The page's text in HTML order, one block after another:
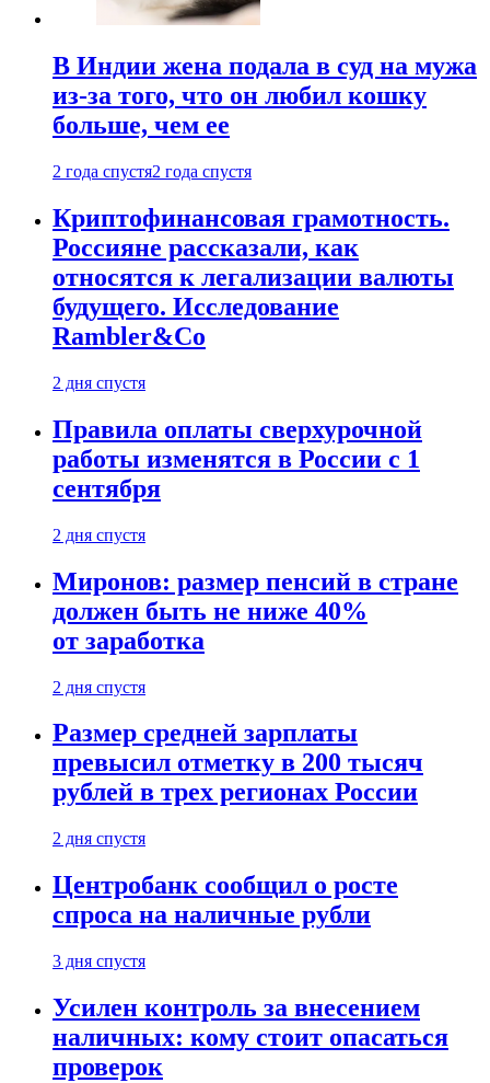
В Индии жена подала в суд на мужа
из-за того, что он любил кошку
больше, чем ее
2 года спустя2 года спустя
Криптофинансовая грамотность.
Россияне рассказали, как
относятся к легализации валюты
будущего. Исследование
Rambler&Co
2 дня спустя
Правила оплаты сверхурочной
работы изменятся в России с 1
сентября
2 дня спустя
Миронов: размер пенсий в стране
должен быть не ниже 40%
от заработка
2 дня спустя
Размер средней зарплаты
превысил отметку в 200 тысяч
рублей в трех регионах России
2 дня спустя
Центробанк сообщил о росте
спроса на наличные рубли
3 дня спустя
Усилен контроль за внесением
наличных: кому стоит опасаться
проверок